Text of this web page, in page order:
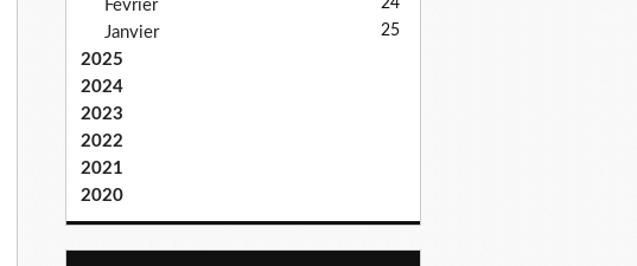
Février 24
Janvier 25
2025
2024
2023
2022
2021
2020